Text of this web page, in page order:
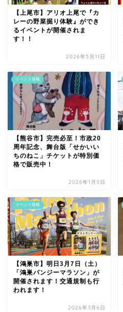
【上尾市】アリオ上尾で『カ
レーの野菜掘り体験』ができ
るイベントが開催されま
す！！
2026年5月11日
イベント情報
【熊谷市】完売必至！市政20
周年記念、舞台版「せかいい
ちのねこ」チケットが特別価
格で販売中！
2026年1月5日
イベント情報
【鴻巣市】明日3月7日（土）
「鴻巣パンジーマラソン」が
開催されます！交通規制も行
われます！
2026年3月6日